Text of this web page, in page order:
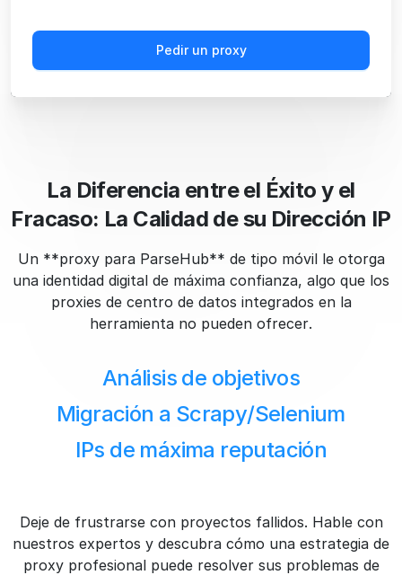
Pedir un proxy
La Diferencia entre el Éxito y el
Fracaso: La Calidad de su Dirección IP
Un **proxy para ParseHub** de tipo móvil le otorga
una identidad digital de máxima confianza, algo que los
proxies de centro de datos integrados en la
herramienta no pueden ofrecer.
Análisis de objetivos
Migración a Scrapy/Selenium
IPs de máxima reputación
Deje de frustrarse con proyectos fallidos. Hable con
nuestros expertos y descubra cómo una estrategia de
proxy profesional puede resolver sus problemas de